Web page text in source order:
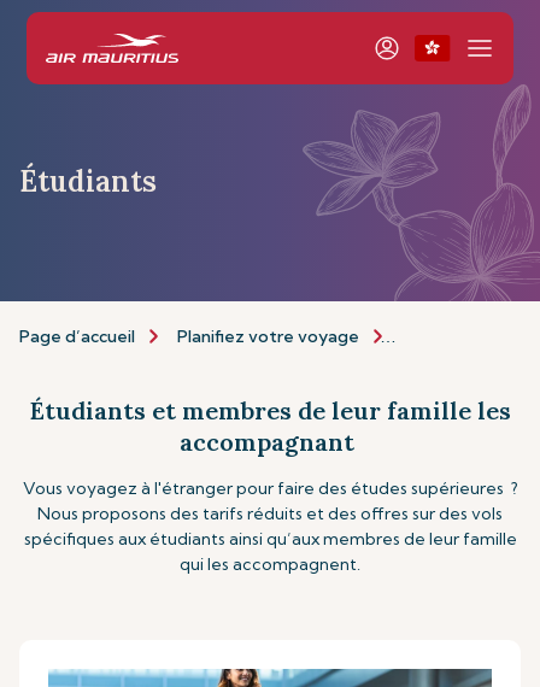
Étudiants
Page d’accueil Planifiez votre voyage
Étudiants et membres de leur famille les
accompagnant
Vous voyagez à l'étranger pour faire des études supérieures ?
Nous proposons des tarifs réduits et des offres sur des vols
spécifiques aux étudiants ainsi qu’aux membres de leur famille
qui les accompagnent.